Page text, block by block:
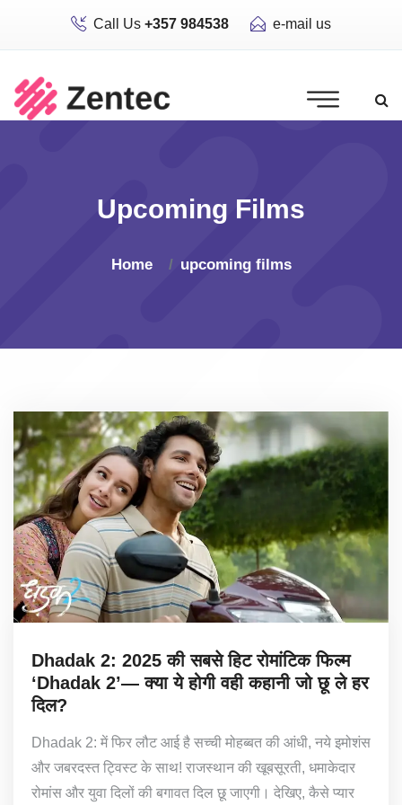
Call Us +357 984538 e-mail us
Upcoming Films
Home upcoming films
Dhadak 2: 2025 की सबसे हिट रोमांटिक फिल्म
‘Dhadak 2’— क्या ये होगी वही कहानी जो छू ले हर
दिल?
Dhadak 2: में फिर लौट आई है सच्ची मोहब्बत की आंधी, नये इमोशंस
और जबरदस्त ट्विस्ट के साथ! राजस्थान की खूबसूरती, धमाकेदार
रोमांस और युवा दिलों की बगावत दिल छू जाएगी। देखिए, कैसे प्यार